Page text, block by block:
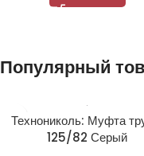
Популярный
Технониколь: Муфта
125/82 Серый